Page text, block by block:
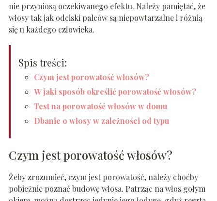
nie przyniosą oczekiwanego efektu. Należy pamiętać, że
włosy tak jak odciski palców są niepowtarzalne i różnią
się u każdego człowieka.
Spis treści:
Czym jest porowatość włosów?
W jaki sposób określić porowatość włosów?
Test na porowatość włosów w domu
Dbanie o włosy w zależności od typu
Czym jest porowatość włosów?
Żeby zrozumieć, czym jest porowatość, należy choćby
pobieżnie poznać budowę włosa. Patrząc na włos gołym